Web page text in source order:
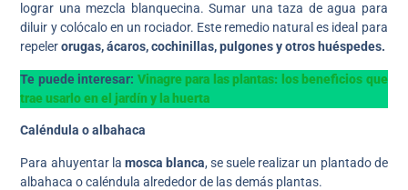
lograr una mezcla blanquecina. Sumar una taza de agua para
diluir y colócalo en un rociador. Este remedio natural es ideal para
repelerorugas, ácaros, cochinillas, pulgones y otros huéspedes.
Te puede interesar: Vinagre para las plantas: los beneficios que
trae usarlo en el jardín y la huerta
Caléndula o albahaca
Para ahuyentar la mosca blanca, se suele realizar un plantado de
albahaca o caléndula alrededor de las demás plantas.